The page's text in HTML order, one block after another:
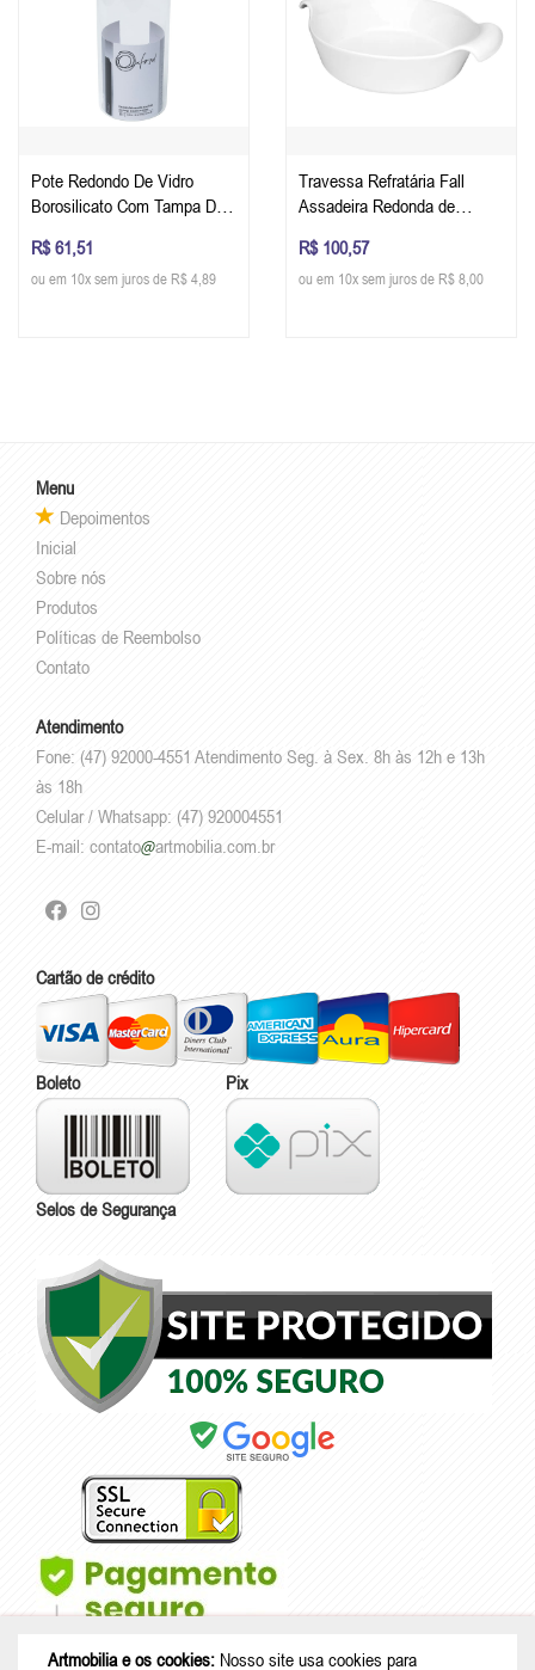
Pote Redondo De Vidro
Borosilicato Com Tampa De
1200 ml
R$ 61,51
ou em 10x sem juros de R$ 4,89
Travessa Refratária Fall
Assadeira Redonda de
2,10 Litros - Ø 32cm x 8 cm -
Cor Branco
R$ 100,57
ou em 10x sem juros de R$ 8,00
Menu
Depoimentos
Inicial
Sobre nós
Produtos
Políticas de Reembolso
Contato
Atendimento
Fone: (47) 92000-4551 Atendimento Seg. à Sex. 8h às 12h e 13h
às 18h
Celular / Whatsapp: (47) 920004551
E-mail: contato artmobilia.com.br
Cartão de crédito
Boleto Pix
Selos de Segurança
Artmobilia e os cookies: Nosso site usa cookies para